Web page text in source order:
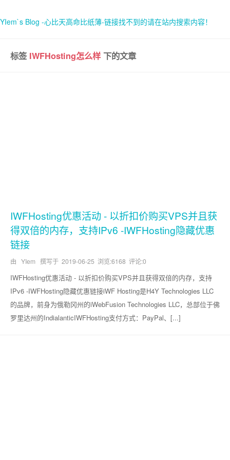
YIem`s Blog -心比天高命比纸薄-链接找不到的请在站内搜索内容！
首页
标签IWFHosting怎么样 下的文章
IWFHosting优惠活动 - 以折扣价购买VPS并且获
得双倍的内存，支持IPv6 -IWFHosting隐藏优惠
链接
由 YIem 撰写于 2019-06-25 浏览:6168 评论:0
IWFHosting优惠活动 - 以折扣价购买VPS并且获得双倍的内存，支持
IPv6 -IWFHosting隐藏优惠链接iWF Hosting是H4Y Technologies LLC
的品牌，前身为俄勒冈州的iWebFusion Technologies LLC，总部位于佛
罗里达州的IndialanticIWFHosting支付方式：PayPal、[...]